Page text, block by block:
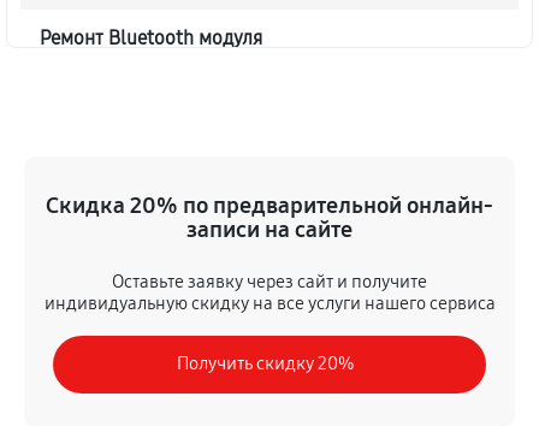
Ремонт Bluetooth модуля
Замена шлейфа аудиосистемы LG CM4440
50 минут
Замена разъема питания
650 руб 40 минут
Скидка 20% по предварительной онлайн-
записи на сайте
Оставьте заявку через сайт и получите
индивидуальную скидку на все услуги нашего сервиса
Получить скидку 20%